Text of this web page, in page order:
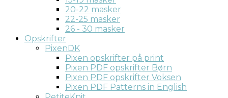
20-22 masker
22-25 masker
26 - 30 masker
Opskrifter
PixenDK
Pixen opskrifter på print
Pixen PDF opskrifter Børn
Pixen PDF opskrifter Voksen
Pixen PDF Patterns in English